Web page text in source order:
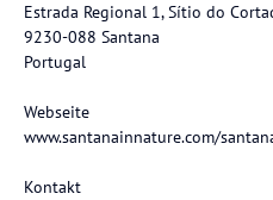
Estrada Regional 1, Sítio do
9230-088 Santana
Portugal
Webseite
www.santanainnature.com/
Kontakt